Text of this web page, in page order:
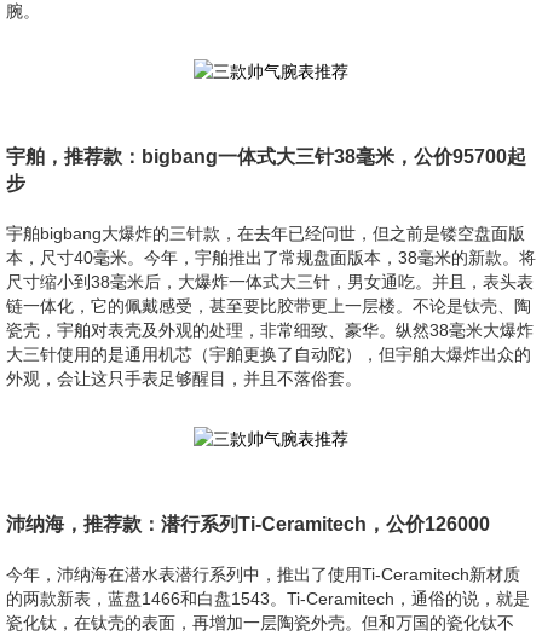
腕。
宇舶，推荐款：bigbang一体式大三针38毫米，公价95700起
步
宇舶bigbang大爆炸的三针款，在去年已经问世，但之前是镂空盘面版
本，尺寸40毫米。今年，宇舶推出了常规盘面版本，38毫米的新款。将
尺寸缩小到38毫米后，大爆炸一体式大三针，男女通吃。并且，表头表
链一体化，它的佩戴感受，甚至要比胶带更上一层楼。不论是钛壳、陶
瓷壳，宇舶对表壳及外观的处理，非常细致、豪华。纵然38毫米大爆炸
大三针使用的是通用机芯（宇舶更换了自动陀），但宇舶大爆炸出众的
外观，会让这只手表足够醒目，并且不落俗套。
沛纳海，推荐款：潜行系列Ti-Ceramitech，公价126000
今年，沛纳海在潜水表潜行系列中，推出了使用Ti-Ceramitech新材质
的两款新表，蓝盘1466和白盘1543。Ti-Ceramitech，通俗的说，就是
瓷化钛，在钛壳的表面，再增加一层陶瓷外壳。但和万国的瓷化钛不